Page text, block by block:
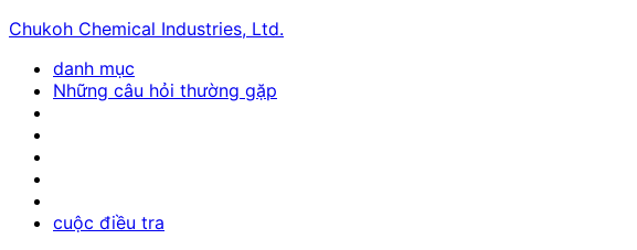
Chukoh Chemical Industries, Ltd.
danh mục
Những câu hỏi thường gặp
cuộc điều tra